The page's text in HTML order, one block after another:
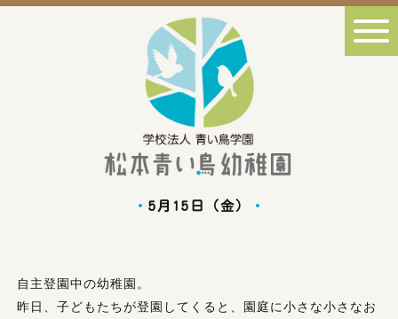
5月15日（金）
自主登園中の幼稚園。
昨日、子どもたちが登園してくると、園庭に小さな小さなお